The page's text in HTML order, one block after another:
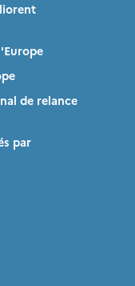
de relance
par